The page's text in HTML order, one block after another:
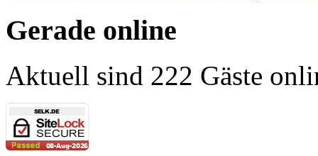
Gerade online
Aktuell sind 222 Gäste